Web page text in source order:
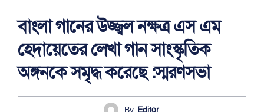
বাংলা গানের উজ্জ্বল নক্ষত্র এস এম
হেদায়েতের লেখা গান সাংস্কৃতিক
অঙ্গনকে সমৃদ্ধ করেছে :স্মরণসভা
By Editor